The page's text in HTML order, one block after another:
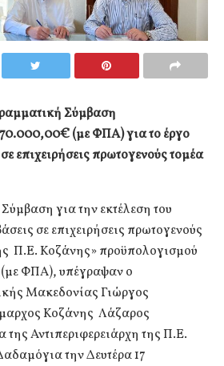
Σύμβαση
(με ΦΠΑ) για το έργο
επιχειρήσεις πρωτογενούς τομέα
για την εκτέλεση του
σε επιχειρήσεις πρωτογενούς
Π.Ε. Κοζάνης» προϋπολογισμού
ΦΠΑ), υπέγραψαν ο
Μακεδονίας Γιώργος
Κοζάνης Λάζαρος
Αντιπεριφερειάρχη της Π.Ε.
την Δευτέρα 17